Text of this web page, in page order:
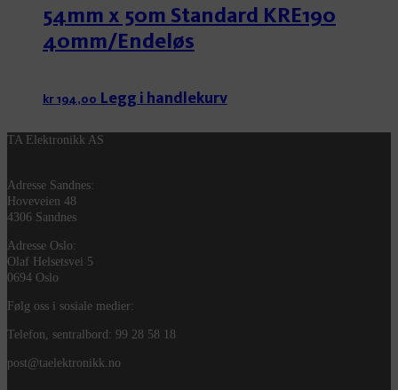
54mm x 50m Standard KRE190
40mm/Endeløs
kr194,00 Legg i handlekurv
TA Elektronikk AS
Adresse Sandnes:
Hoveveien 48
4306 Sandnes
Adresse Oslo:
Olaf Helsetsvei 5
0694 Oslo
Følg oss i sosiale medier:
Telefon, sentralbord: 99 28 58 18
post@taelektronikk.no